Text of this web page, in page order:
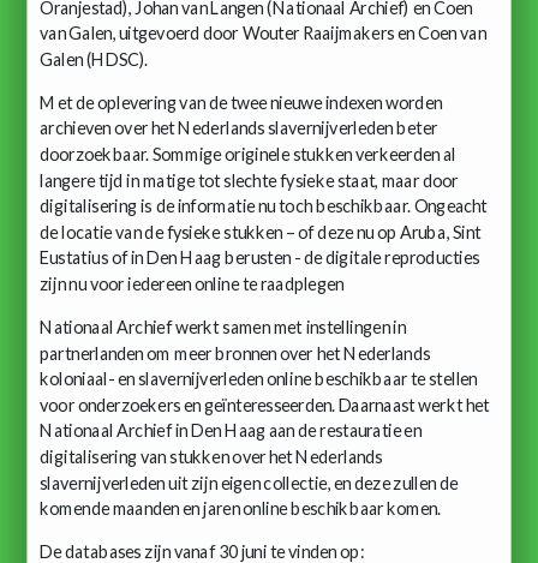
Oranjestad), Johan van Langen (Nationaal Archief) en Coen
van Galen, uitgevoerd door Wouter Raaijmakers en Coen van
Galen (HDSC).
Met de oplevering van de twee nieuwe indexen worden
archieven over het Nederlands slavernijverleden beter
doorzoekbaar. Sommige originele stukken verkeerden al
langere tijd in matige tot slechte fysieke staat, maar door
digitalisering is de informatie nu toch beschikbaar. Ongeacht
de locatie van de fysieke stukken – of deze nu op Aruba, Sint
Eustatius of in Den Haag berusten - de digitale reproducties
zijn nu voor iedereen online te raadplegen
Nationaal Archief werkt samen met instellingen in
partnerlanden om meer bronnen over het Nederlands
koloniaal- en slavernijverleden online beschikbaar te stellen
voor onderzoekers en geïnteresseerden. Daarnaast werkt het
Nationaal Archief in Den Haag aan de restauratie en
digitalisering van stukken over het Nederlands
slavernijverleden uit zijn eigen collectie, en deze zullen de
komende maanden en jaren online beschikbaar komen.
De databases zijn vanaf 30 juni te vinden op: